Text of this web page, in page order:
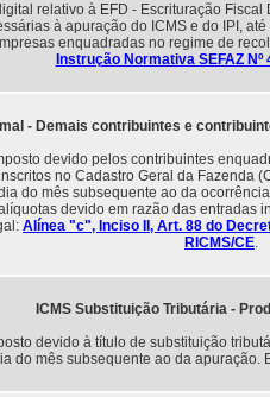
relativo à EFD - Escrituração
à apuração do ICMS e do IPI,
enquadradas no regime de
Instrução Normativa SEFAZ Nº
- Demais contribuintes e
devido pelos contribuintes
no Cadastro Geral da Fazenda
do mês subsequente ao da
devido em razão das entradas
Alínea "c", Inciso II, Art. 88 do
RICMS/CE.
ICMS Substituição Tributária -
devido à título de substituição
do mês subsequente ao da apuração.